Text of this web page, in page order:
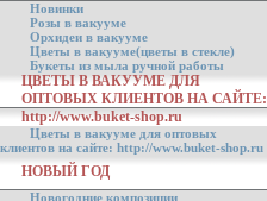
Новинки
Розы в вакууме
Орхидеи в вакууме
Цветы в вакууме(цветы в стекле)
Букеты из мыла ручной работы
ЦВЕТЫ В ВАКУУМЕ ДЛЯ
ОПТОВЫХ КЛИЕНТОВ НА САЙТЕ:
http://www.buket-shop.ru
Цветы в вакууме для оптовых
клиентов на сайте: http://www.buket-shop.ru
НОВЫЙ ГОД
Новогодние композиции